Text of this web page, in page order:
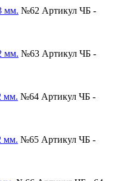
№62 Артикул ЧБ -
№63 Артикул ЧБ -
№64 Артикул ЧБ -
№65 Артикул ЧБ -